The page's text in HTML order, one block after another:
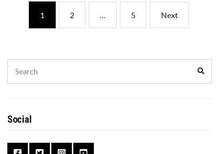
Posts
navigation
1 2 … 5 Next
for:
Social